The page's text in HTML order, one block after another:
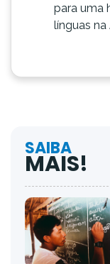
para uma
línguas
SAIBA
MAIS!